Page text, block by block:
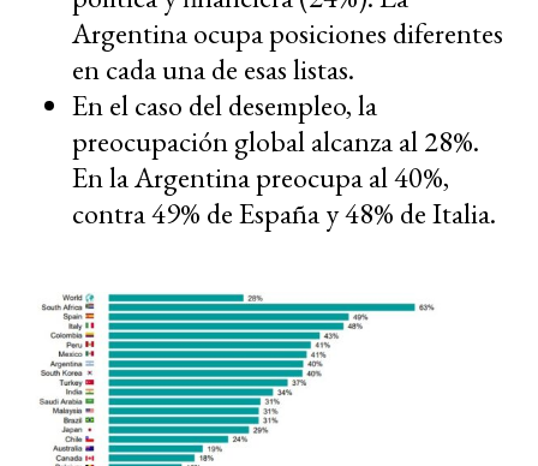
Argentina ocupa posiciones diferentes
en cada una de esas listas.
En el caso del desempleo, la
preocupación global alcanza al 28%.
En la Argentina preocupa al 40%,
contra 49% de España y 48% de Italia.